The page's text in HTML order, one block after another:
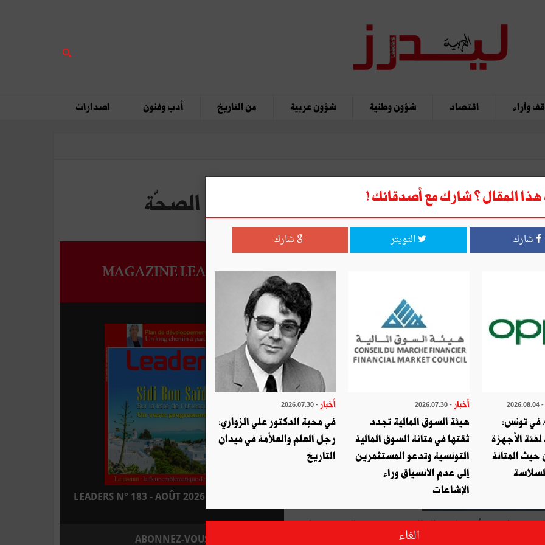
وآراء اقتصاد شؤون وطنية شؤون عربية من التاريخ أدب وفنون اصدارات
لقطاع الصحّة
تصوّراتهم بشأن إصلاح نظام الصحّة في تونس الدكتور سهيٌل
MAGAZINE LEADERS
LEADERS N° 183 - AOÛT 2026 : EN KIOSQUE
ABONNEZ-VOUS
المقال ؟ شارك مع أصدقائك !
شارك التويتر شارك
- 2026.08.04
أوبو تطلق A6c في تونس:
لفئة الأجهزة
حيث المتانة
أخبار - 2026.07.30
هيئة السوق المالية تجدد
ثقتها في متانة السوق المالية
التونسية وتدعو المستثمرين
إلى عدم الانسياق وراء
الإشاعات
أخبار - 2026.07.30
في محبة الدكتور علي الزواري:
رجل العلم والعلاّمة في ميدان
التاريخ
الغاء